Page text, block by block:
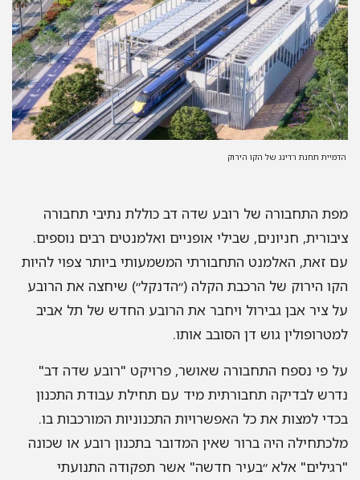
תחנת רדינג של הקו הירוק
התחבורה של רובע שדה דב כוללת נתיבי תחבורה
חניונים, שבילי אופניים ואלמנטים רבים נוספים.
זאת, האלמנט התחבורתי המשמעותי ביותר צפוי להיות
הירוק של הרכבת הקלה (״הדנקל״) שיחצה את הרובע
ציר אבן גבירול ויחבר את הרובע החדש של תל אביב
גוש דן הסובב אותו.
פי נספח התחבורה שאושר, פרויקט "רובע שדה דב"
לבדיקה תחבורתית מיד עם תחילת עבודת התכנון
למצות את כל האפשרויות התכנוניות המורכבות בו.
היה ברור שאין המדובר בתכנון רובע או שכונה
אלא ״בעיר חדשה" אשר תפקודה התנועתי